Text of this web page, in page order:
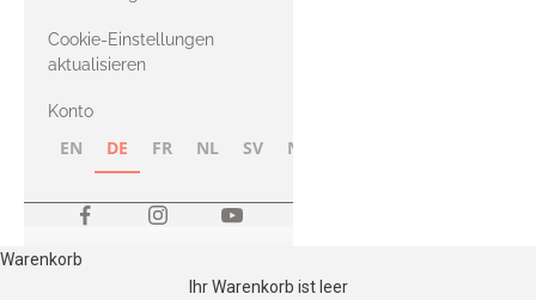
Cookie-Einstellungen
aktualisieren
Konto
EN DE FR NL SV NB
Warenkorb
Ihr Warenkorb ist leer